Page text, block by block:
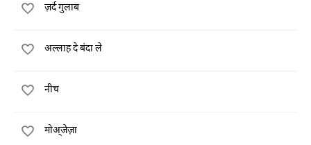
ज़र्द गुलाब
अल्लाह दे बंदा ले
नीच
मोअ्जेज़ा